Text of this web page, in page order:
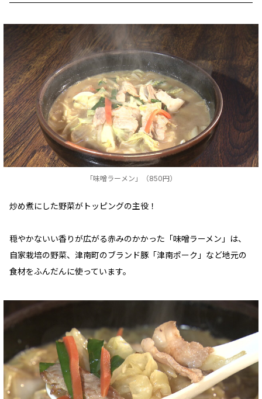
「味噌ラーメン」（850円）
炒め煮にした野菜がトッピングの主役！
穏やかないい香りが広がる赤みのかかった「味噌ラーメン」は、
自家栽培の野菜、津南町のブランド豚「津南ポーク」など地元の
食材をふんだんに使っています。